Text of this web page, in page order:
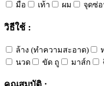
มือ
เท้า ผม จุดซ่อ
วิธีใช้ :
ล้าง (ทำความสะอาด)
นวด
ขัด ถู มาส์ก